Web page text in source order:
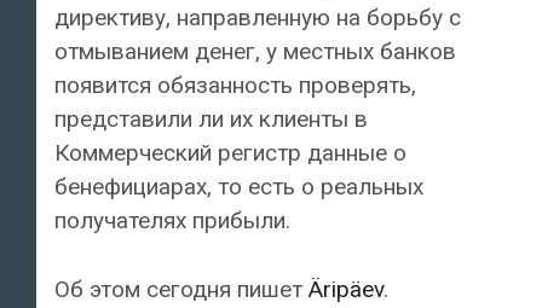
директиву, направленную на борьбу с
отмыванием денег, у местных банков
появится обязанность проверять,
представили ли их клиенты в
Коммерческий регистр данные о
бенефициарах, то есть о реальных
получателях прибыли.
Об этом сегодня пишет Äripäev.